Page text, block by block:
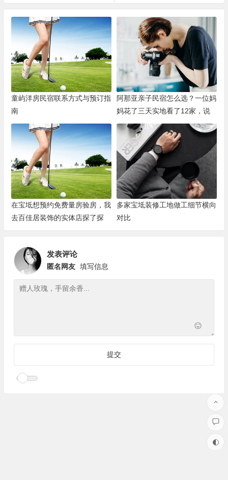
童屿洋房民宿联系方式与预订指
南
阿那亚亲子民宿怎么选？一位妈
妈花了三天实地看了12家，说
说她的观察
在宝坻想预约免费量房验房，我
去百佳居装饰的实体店探了探
多家宝坻装修工地做工细节横向
对比
发表评论
匿名网友 填写信息